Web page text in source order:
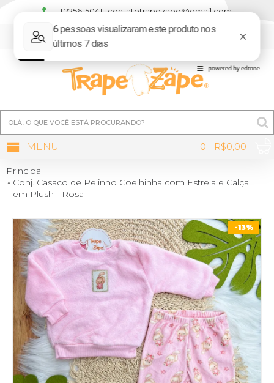
11 2256-5041 | contatotrapezape@gmail.com
MINHA CONTA
0 - R$0,00
MENU
Principal
Conj. Casaco de Pelinho Coelhinha com Estrela e Calça
em Plush - Rosa
-13%